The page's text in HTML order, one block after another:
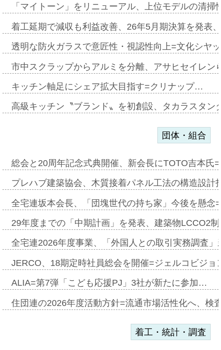
「マイトーン」をリニューアル、上位モデルの清
着工延期で減収も利益改善、26年5月期決算を発表
透明な防火ガラスで意匠性・視認性向上=文化シヤ
市中スクラップからアルミを分離、アサヒセイレ
キッチン軸足にシェア拡大目指す=クリナップ…
高級キッチン〝ブランド〟を初創設、タカラスタ
団体・組合
総会と20周年記念式典開催、新会長にTOTO吉本氏
プレハブ建築協会、木質接着パネル工法の構造設
全宅連坂本会長、「団塊世代の持ち家」今後を懸
29年度までの「中期計画」を発表、建築物LCCO2
全宅連2026年度事業、「外国人との取引実務調査
JERCO、18期定時社員総会を開催=ジェルコビジ
ALIA=第7弾「こども応援PJ」3社が新たに参加…
住団連の2026年度活動方針=流通市場活性化へ、検
着工・統計・調査